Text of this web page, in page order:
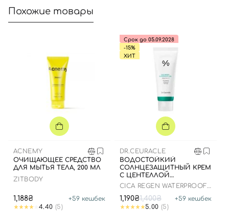
Похожие товары
ACNEMY
ОЧИЩАЮЩЕЕ СРЕДСТВО
ДЛЯ МЫТЬЯ ТЕЛА, 200 МЛ
ZITBODY
1,188₴ +59 кешбек
4.40 (5)
Срок до 05.09.2028
-15%
ХИТ
DR.CEURACLE
ВОДОСТОЙКИЙ
СОЛНЦЕЗАЩИТНЫЙ КРЕМ
С ЦЕНТЕЛЛОЙ
АЗИАТСКОЙ, 100 МЛ ДО
CICA REGEN WATERPROOF
1,190₴1,400₴ +59 кешбек
5.00 (5)